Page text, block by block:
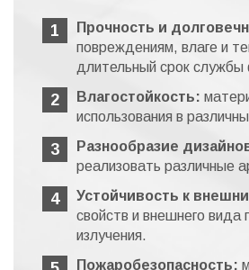
Прочность и
повреждениям, влаге и
длительный срок
Влагостойкость:
использования в
Разнообразие
реализовать различные
Устойчивость к
свойств и внешнего
излучения.
Пожаробезопасность: